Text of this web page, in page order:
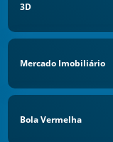
3D
Mercado Imobiliário
Bola Vermelha